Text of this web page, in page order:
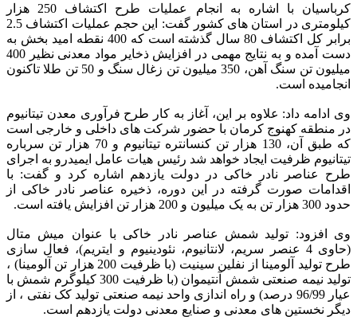
کرباسیان با اشاره به انجام عملیات طرح اکتشاف 250 هزار
کیلومتری در استان های کشور گفت: این حجم عملیات اکتشاف 2.5
برابر کل اکتشاف 80 سال گذشته است که 400 نقطه امید بخش به
دست آمده و به نتایج مهمی در افزایش ذخایر مواد معدنی نظیر 400
میلیون تن سنگ آهن، 350 میلیون تن زغال سنگ و 50 تن طلا تاکنون
انجامیده است.
وی ادامه داد: علاوه بر این، آغاز به کار طرح فرآوری معدن تیتانیوم
در منطقه کهنوج کرمان با حضور شرکت های داخلی و خارجی است
که طبق آن، 130 هزار تن کنسانتره تیتانیوم و 70 هزار تن سرباره
تیتانیوم ظرفیت ایجاد خواهد شد رئیس هیات عامل ایمیدرو به اجرای
طرح عناصر نادر خاکی در دولت یازدهم اشاره کرد و گفت: با
اقدامات صورت گرفته در این دوره، ذخیره عناصر نادر خاکی از
حدود 300 هزار تن به یک میلیون و 200 هزار تن افزایش یافته است.
وی افزود: تولید شمش عناصر نادر خاکی با عنوان میش متال
(حاوی 4 عنصر سریم، لانتانیوم، نئودینیوم و ایتریم)، فعال سازی
طرح تولید آلومینا از نفلین سینیت (با ظرفیت 200 هزار تن آلومینا) ،
تولید نیمه صنعتی شمش آنتیموان (با ظرفیت 300 کیلوگرم شمش با
عیار 96/99 درصد) و راه اندازی واحد نیمه صنعتی تولید کک نفتی ، از
دیگر نخستین های معدنی و صنایع معدنی دولت یازدهم است.